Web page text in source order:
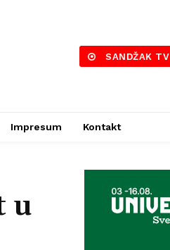
SANDŽAK TV
Impresum Kontakt
u